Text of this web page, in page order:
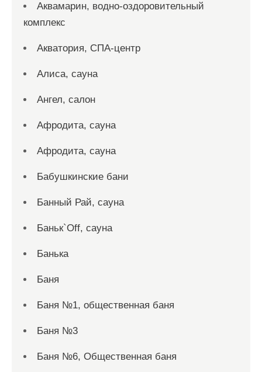
Аквамарин, водно-оздоровительный
комплекс
Акватория, СПА-центр
Алиса, сауна
Ангел, салон
Афродита, сауна
Афродита, сауна
Бабушкинские бани
Банный Рай, сауна
Баньк`Off, сауна
Банька
Баня
Баня №1, общественная баня
Баня №3
Баня №6, Общественная баня